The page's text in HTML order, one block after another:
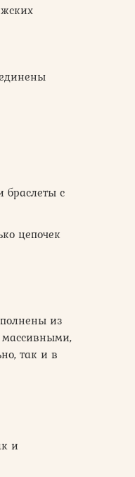
браслеты с
цепочек
из
массивными,
так и в
и